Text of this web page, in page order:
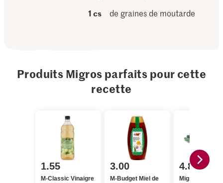
1 cs
de graines de moutarde
Produits Migros parfaits pour cette
recette
1.55
M-Classic Vinaigre
3.00
M-Budget Miel de
4.80
Migros